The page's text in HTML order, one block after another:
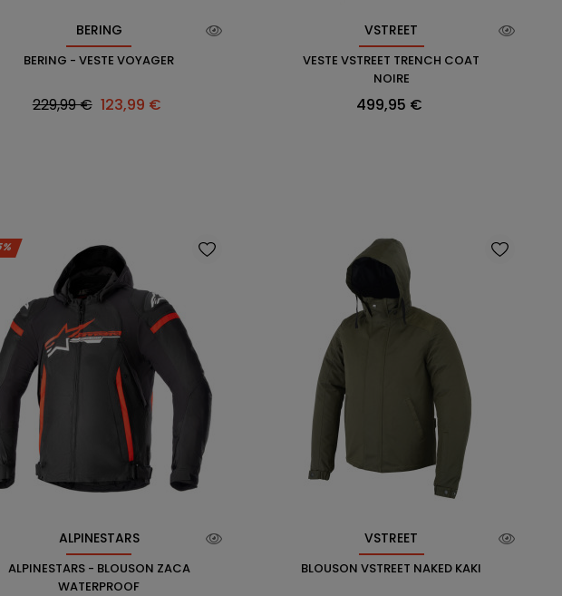
BERING
BERING - VESTE VOYAGER
Prix
229,99 € Prix
123,99 €
VSTREET
VESTE VSTREET TRENCH COAT
NOIRE
Prix
499,95 €
ALPINESTARS
ALPINESTARS - BLOUSON ZACA
WATERPROOF
VSTREET
BLOUSON VSTREET NAKED KAKI